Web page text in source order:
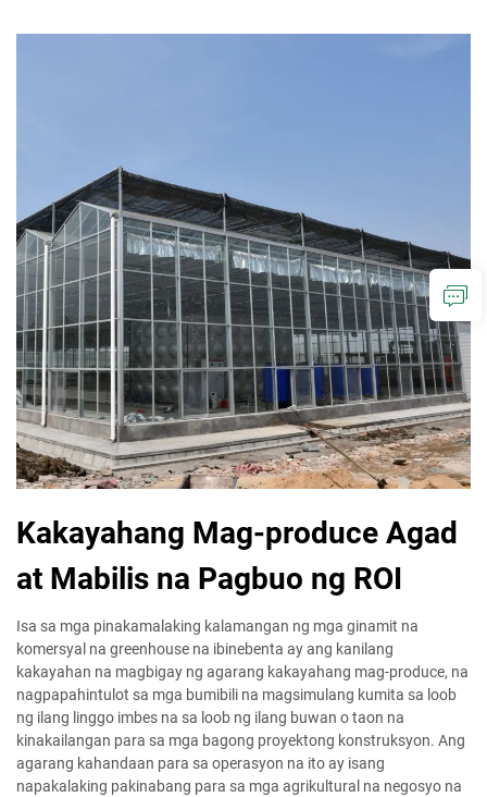
Kakayahang Mag-produce Agad
at Mabilis na Pagbuo ng ROI
Isa sa mga pinakamalaking kalamangan ng mga ginamit na
komersyal na greenhouse na ibinebenta ay ang kanilang
kakayahan na magbigay ng agarang kakayahang mag-produce, na
nagpapahintulot sa mga bumibili na magsimulang kumita sa loob
ng ilang linggo imbes na sa loob ng ilang buwan o taon na
kinakailangan para sa mga bagong proyektong konstruksyon. Ang
agarang kahandaan para sa operasyon na ito ay isang
napakalaking pakinabang para sa mga agrikultural na negosyo na